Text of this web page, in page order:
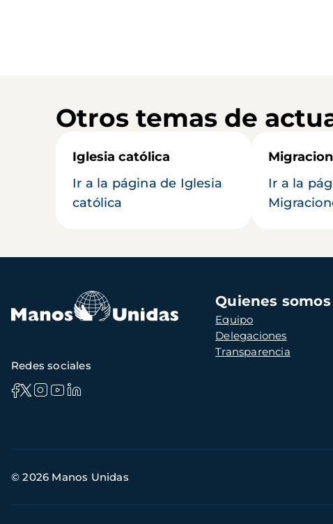
Otros temas de
Iglesia católica
Ir a la página de Iglesia
católica
Ir a la
Navegación
principal
Quienes somos
Equipo
Delegaciones
Transparencia
Redes sociales
de
© 2026 Manos Unidas